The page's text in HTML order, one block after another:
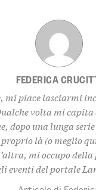
FEDERICA
mi piace lasciarmi
volta mi
dopo una lunga
là (o meglio
mi occupo
eventi del portale